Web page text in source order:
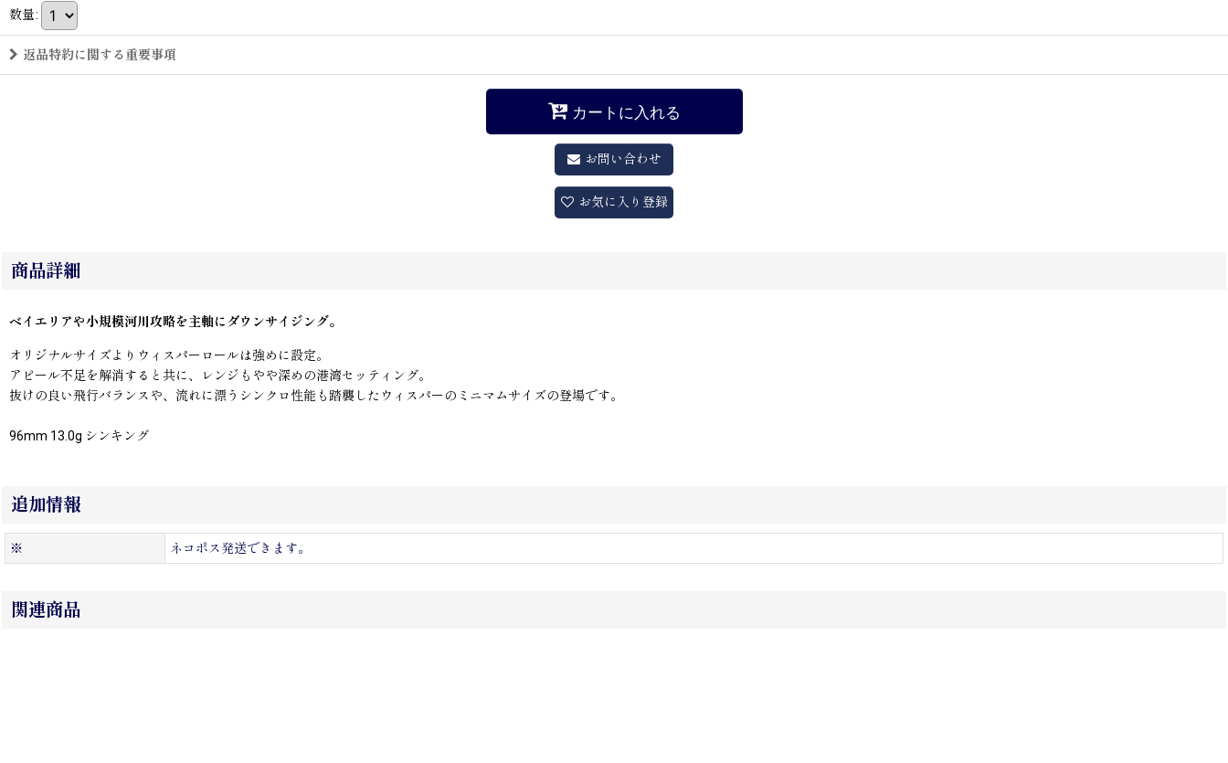
数量:
返品特約に関する重要事項
カートに入れる
お問い合わせ
お気に入り登録
商品詳細
ベイエリアや小規模河川攻略を主軸にダウンサイジング。
オリジナルサイズよりウィスパーロールは強めに設定。
アピール不足を解消すると共に、レンジもやや深めの港湾セッティング。
抜けの良い飛行バランスや、流れに漂うシンクロ性能も踏襲したウィスパーのミニマムサイズの登場です。
96mm 13.0g シンキング
追加情報
※ ネコポス発送できます。
関連商品